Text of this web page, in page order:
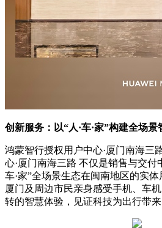
创新服务：以“人·车·家”构建全场景
鸿蒙智行授权用户中心·厦门南海三
心·厦门南海三路 不仅是销售与交付
车·家”全场景生态在闽南地区的实
厦门及周边市民亲身感受手机、车
转的智慧体验，见证科技为出行带来